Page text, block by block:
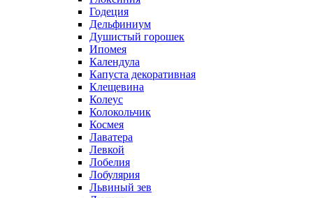
Годеция
Дельфиниум
Душистый горошек
Ипомея
Календула
Капуста декоративная
Клещевина
Колеус
Колокольчик
Космея
Лаватера
Левкой
Лобелия
Лобулярия
Львиный зев